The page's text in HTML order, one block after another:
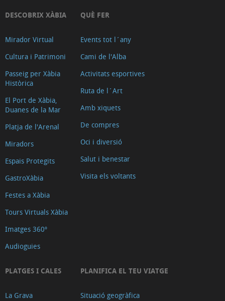
DESCOBRIX XÀBIA
Mirador Virtual
Cultura i Patrimoni
Passeig per Xàbia
Històrica
El Port de Xàbia,
Duanes de la Mar
Platja de l'Arenal
Miradors
Espais Protegits
GastroXàbia
Festes a Xàbia
Tours Virtuals Xàbia
Imatges 360º
Audioguies
QUÈ FER
Events tot l´any
Cami de l'Alba
Activitats esportives
Ruta de l´Art
Amb xiquets
De compres
Oci i diversió
Salut i benestar
Visita els voltants
PLATGES I CALES
La Grava
PLANIFICA EL TEU VIATGE
Situació geogràfica